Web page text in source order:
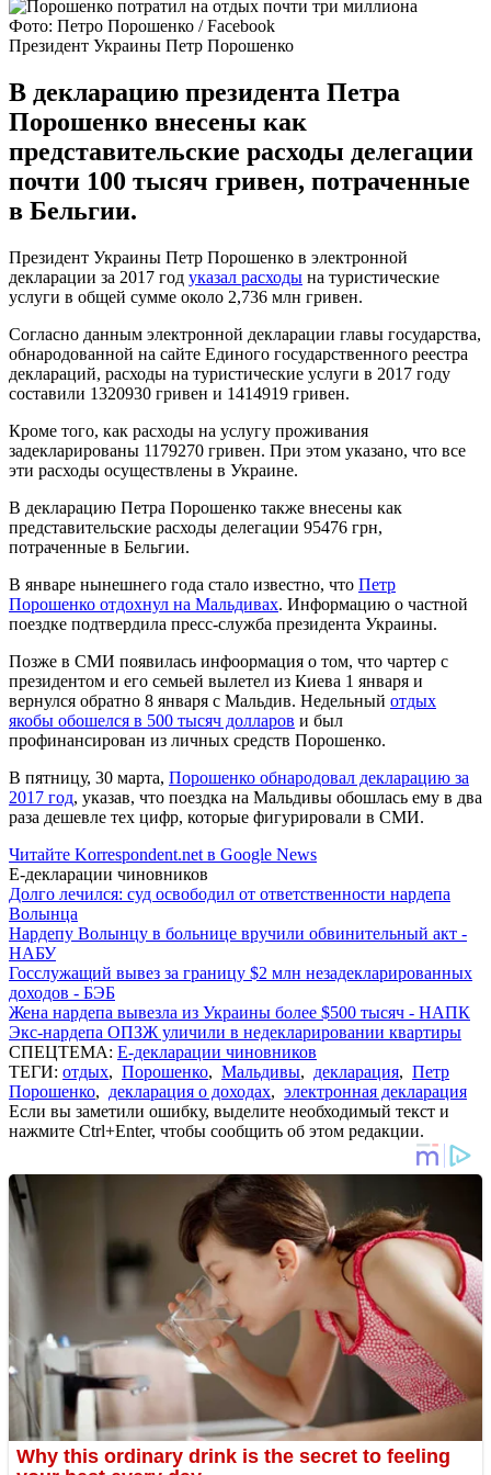
Фото: Петро Порошенко / Facebook
Президент Украины Петр Порошенко
В декларацию президента Петра
Порошенко внесены как
представительские расходы делегации
почти 100 тысяч гривен, потраченные
в Бельгии.
Президент Украины Петр Порошенко в электронной
декларации за 2017 год указал расходы на туристические
услуги в общей сумме около 2,736 млн гривен.
Согласно данным электронной декларации главы государства,
обнародованной на сайте Единого государственного реестра
деклараций, расходы на туристические услуги в 2017 году
составили 1320930 гривен и 1414919 гривен.
Кроме того, как расходы на услугу проживания
задекларированы 1179270 гривен. При этом указано, что все
эти расходы осуществлены в Украине.
В декларацию Петра Порошенко также внесены как
представительские расходы делегации 95476 грн,
потраченные в Бельгии.
В январе нынешнего года стало известно, что Петр
Порошенко отдохнул на Мальдивах. Информацию о частной
поездке подтвердила пресс-служба президента Украины.
Позже в СМИ появилась инфоормация о том, что чартер с
президентом и его семьей вылетел из Киева 1 января и
вернулся обратно 8 января с Мальдив. Недельный отдых
якобы обошелся в 500 тысяч долларов и был
профинансирован из личных средств Порошенко.
В пятницу, 30 марта, Порошенко обнародовал декларацию за
2017 год, указав, что поездка на Мальдивы обошлась ему в два
раза дешевле тех цифр, которые фигурировали в СМИ.
Читайте Korrespondent.net в Google News
Е-декларации чиновников
Долго лечился: суд освободил от ответственности нардепа
Волынца
Нардепу Волынцу в больнице вручили обвинительный акт -
НАБУ
Госслужащий вывез за границу $2 млн незадекларированных
доходов - БЭБ
Жена нардепа вывезла из Украины более $500 тысяч - НАПК
Экс-нардепа ОПЗЖ уличили в недекларировании квартиры
СПЕЦТЕМА: Е-декларации чиновников
ТЕГИ: отдых, Порошенко, Мальдивы, декларация, Петр
Порошенко, декларация о доходах, электронная декларация
Если вы заметили ошибку, выделите необходимый текст и
нажмите Ctrl+Enter, чтобы сообщить об этом редакции.